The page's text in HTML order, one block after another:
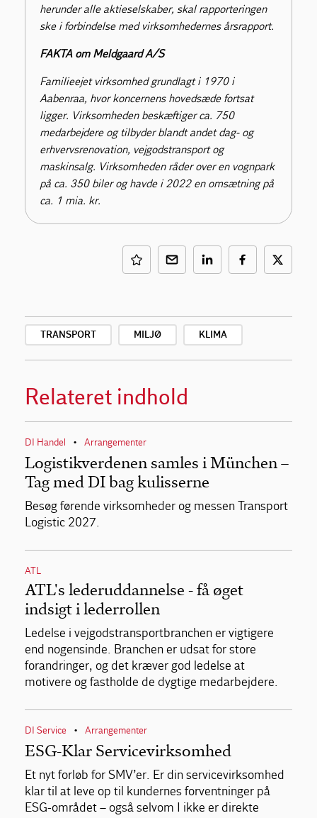
herunder alle aktieselskaber, skal rapporteringen
ske i forbindelse med virksomhedernes årsrapport.
FAKTA om Meldgaard A/S
Familieejet virksomhed grundlagt i 1970 i
Aabenraa, hvor koncernens hovedsæde fortsat
ligger. Virksomheden beskæftiger ca. 750
medarbejdere og tilbyder blandt andet dag- og
erhvervsrenovation, vejgodstransport og
maskinsalg. Virksomheden råder over en vognpark
på ca. 350 biler og havde i 2022 en omsætning på
ca. 1 mia. kr.
TRANSPORT MILJØ KLIMA
Relateret indhold
DI Handel • Arrangementer
Logistikverdenen samles i München –
Tag med DI bag kulisserne
Besøg førende virksomheder og messen Transport
Logistic 2027.
ATL
ATL's lederuddannelse - få øget
indsigt i lederrollen
Ledelse i vejgodstransportbranchen er vigtigere
end nogensinde. Branchen er udsat for store
forandringer, og det kræver god ledelse at
motivere og fastholde de dygtige medarbejdere.
DI Service • Arrangementer
ESG-Klar Servicevirksomhed
Et nyt forløb for SMV’er. Er din servicevirksomhed
klar til at leve op til kundernes forventninger på
ESG-området – også selvom I ikke er direkte